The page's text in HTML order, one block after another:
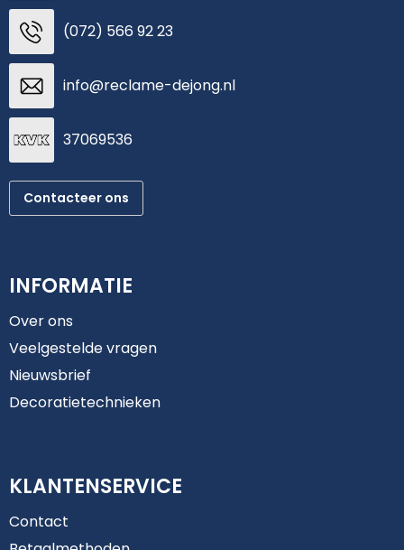
(072) 566 92 23
info@reclame-dejong.nl
37069536
Contacteer ons
INFORMATIE
Over ons
Veelgestelde vragen
Nieuwsbrief
Decoratietechnieken
KLANTENSERVICE
Contact